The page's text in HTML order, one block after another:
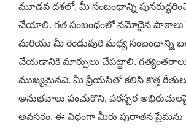
మూడవ దశలో, మీ సంబంధాన్ని
చేయాలి. గత సంబంధంలో నమోదైన పాఠాలు
మరియు మీ రెండువురి మధ్య సంబంధాన్ని
చేయడానికి మార్పులు చేపట్టాలి.
ముఖ్యమైనవి. మీ ప్రేయసితో కలిసి కొత్త
అనుభవాలు పంచుకొని, పరస్పర అభిరుచులపై
అవసరం. ఈ విధంగా మీరు పురాతన ప్రేమను